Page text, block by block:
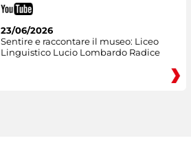
23/06/2026
Sentire e raccontare il museo: Liceo
Linguistico Lucio Lombardo Radice